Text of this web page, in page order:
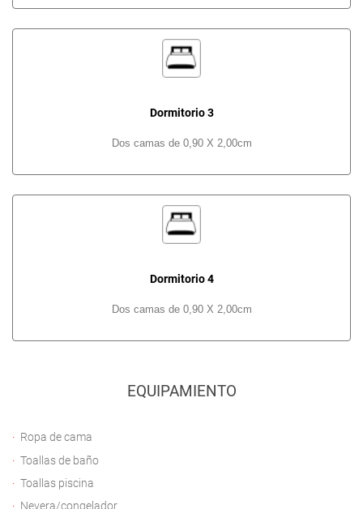
Dormitorio 3
Dos camas de 0,90 X 2,00cm
Dormitorio 4
Dos camas de 0,90 X 2,00cm
EQUIPAMIENTO
Ropa de cama
Toallas de baño
Toallas piscina
Nevera/congelador